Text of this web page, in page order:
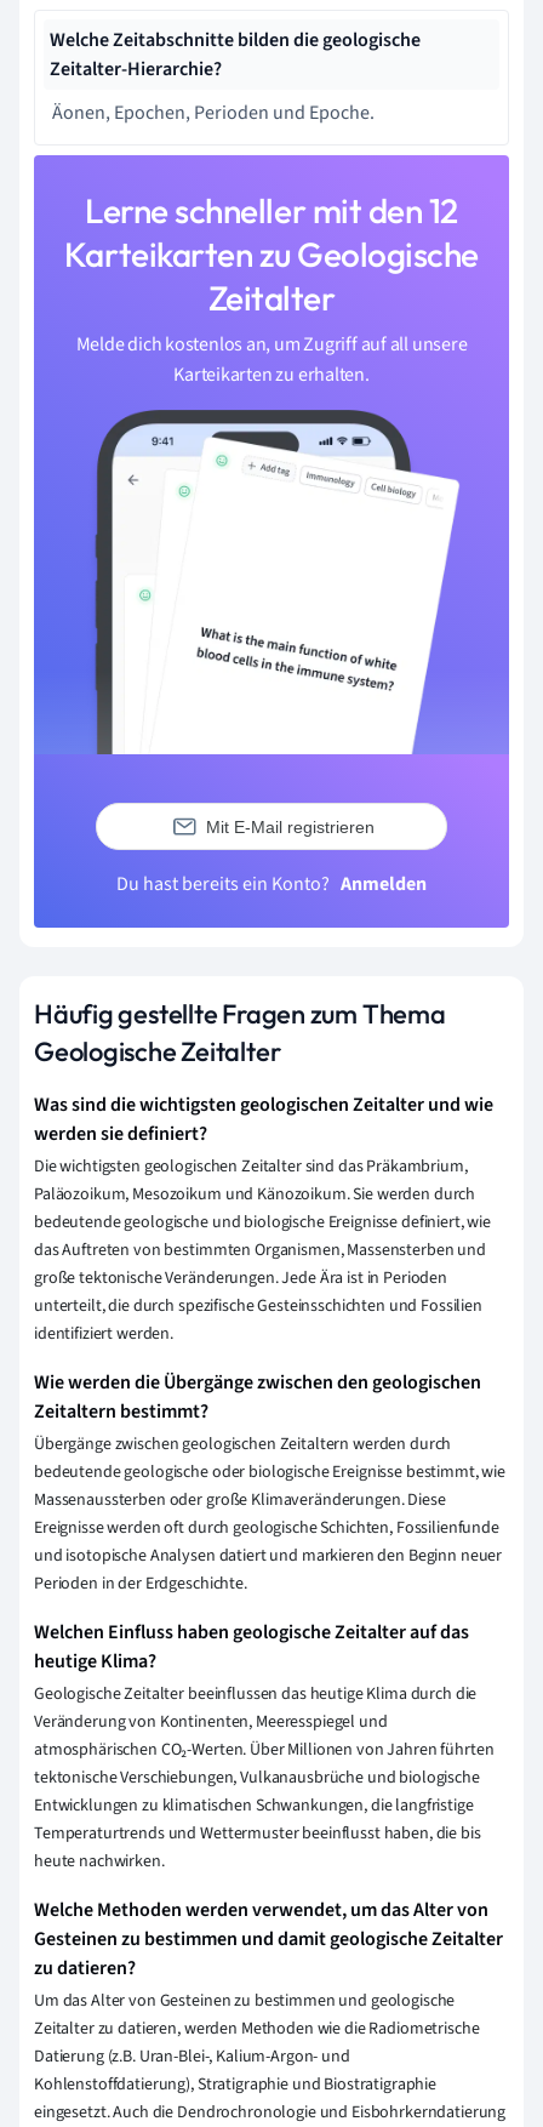
Welche Zeitabschnitte bilden die geologische
Zeitalter-Hierarchie?
Äonen, Epochen, Perioden und Epoche.
Lerne schneller mit den 12
Karteikarten zu Geologische
Zeitalter
Melde dich kostenlos an, um Zugriff auf all unsere
Karteikarten zu erhalten.
Mit E-Mail registrieren
Du hast bereits ein Konto? Anmelden
Häufig gestellte Fragen zum Thema
Geologische Zeitalter
Was sind die wichtigsten geologischen Zeitalter und wie
werden sie definiert?
Die wichtigsten geologischen Zeitalter sind das Präkambrium,
Paläozoikum, Mesozoikum und Känozoikum. Sie werden durch
bedeutende geologische und biologische Ereignisse definiert, wie
das Auftreten von bestimmten Organismen, Massensterben und
große tektonische Veränderungen. Jede Ära ist in Perioden
unterteilt, die durch spezifische Gesteinsschichten und Fossilien
identifiziert werden.
Wie werden die Übergänge zwischen den geologischen
Zeitaltern bestimmt?
Übergänge zwischen geologischen Zeitaltern werden durch
bedeutende geologische oder biologische Ereignisse bestimmt, wie
Massenaussterben oder große Klimaveränderungen. Diese
Ereignisse werden oft durch geologische Schichten, Fossilienfunde
und isotopische Analysen datiert und markieren den Beginn neuer
Perioden in der Erdgeschichte.
Welchen Einfluss haben geologische Zeitalter auf das
heutige Klima?
Geologische Zeitalter beeinflussen das heutige Klima durch die
Veränderung von Kontinenten, Meeresspiegel und
atmosphärischen CO₂-Werten. Über Millionen von Jahren führten
tektonische Verschiebungen, Vulkanausbrüche und biologische
Entwicklungen zu klimatischen Schwankungen, die langfristige
Temperaturtrends und Wettermuster beeinflusst haben, die bis
heute nachwirken.
Welche Methoden werden verwendet, um das Alter von
Gesteinen zu bestimmen und damit geologische Zeitalter
zu datieren?
Um das Alter von Gesteinen zu bestimmen und geologische
Zeitalter zu datieren, werden Methoden wie die Radiometrische
Datierung (z.B. Uran-Blei-, Kalium-Argon- und
Kohlenstoffdatierung), Stratigraphie und Biostratigraphie
eingesetzt. Auch die Dendrochronologie und Eisbohrkerndatierung